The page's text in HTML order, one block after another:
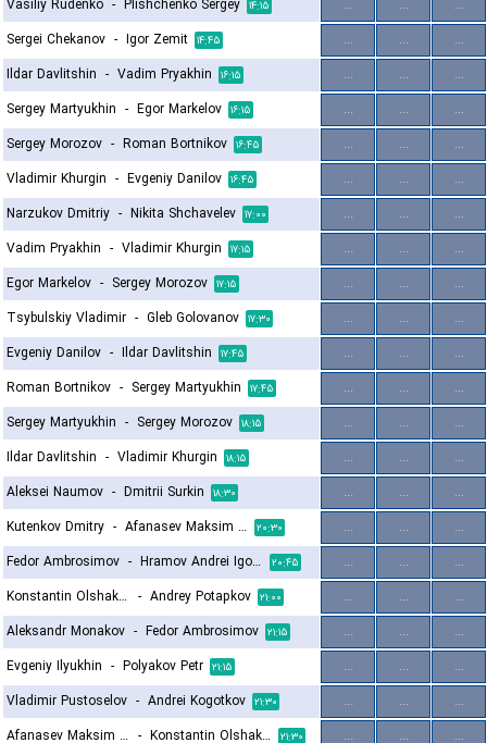
Vasiliy Rudenko - Plishchenko Sergey ۱۴:۱۵ ... ...
...
Sergei Chekanov - Igor Zemit ۱۴:۴۵ ... ...
...
Ildar Davlitshin - Vadim Pryakhin ۱۶:۱۵ ... ...
...
Sergey Martyukhin - Egor Markelov ۱۶:۱۵ ... ...
...
Sergey Morozov - Roman Bortnikov ۱۶:۴۵ ... ...
...
Vladimir Khurgin - Evgeniy Danilov ۱۶:۴۵ ... ...
...
Narzukov Dmitriy - Nikita Shchavelev ۱۷:۰۰ ... ...
...
Vadim Pryakhin - Vladimir Khurgin ۱۷:۱۵ ... ...
...
Egor Markelov - Sergey Morozov ۱۷:۱۵ ... ...
...
Tsybulskiy Vladimir - Gleb Golovanov ۱۷:۳۰ ... ...
...
Evgeniy Danilov - Ildar Davlitshin ۱۷:۴۵ ... ...
...
Roman Bortnikov - Sergey Martyukhin ۱۷:۴۵ ... ...
...
Sergey Martyukhin - Sergey Morozov ۱۸:۱۵ ... ...
...
Ildar Davlitshin - Vladimir Khurgin ۱۸:۱۵ ... ...
...
Aleksei Naumov - Dmitrii Surkin ۱۸:۳۰ ... ...
...
Kutenkov Dmitry - Afanasev Maksim Andreevich ۲۰:۳۰ ... ...
...
Fedor Ambrosimov - Hramov Andrei Igorevich ۲۰:۴۵ ... ...
...
Konstantin Olshakov - Andrey Potapkov ۲۱:۰۰ ... ...
...
Aleksandr Monakov - Fedor Ambrosimov ۲۱:۱۵ ... ...
...
Evgeniy Ilyukhin - Polyakov Petr ۲۱:۱۵ ... ...
...
Vladimir Pustoselov - Andrei Kogotkov ۲۱:۳۰ ... ...
...
Afanasev Maksim Andreevich - Konstantin Olshakov ۲۱:۳۰ ... ...
...